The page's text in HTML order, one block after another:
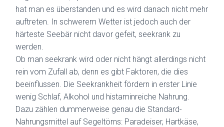
hat man es überstanden und es wird danach nicht mehr
auftreten. In schwerem Wetter ist jedoch auch der
härteste Seebär nicht davor gefeit, seekrank zu
werden.
Ob man seekrank wird oder nicht hängt allerdings nicht
rein vom Zufall ab, denn es gibt Faktoren, die dies
beeinflussen. Die Seekrankheit fördern in erster Linie
wenig Schlaf, Alkohol und histaminreiche Nahrung.
Dazu zählen dummerweise genau die Standard-
Nahrungsmittel auf Segeltörns: Paradeiser, Hartkäse,